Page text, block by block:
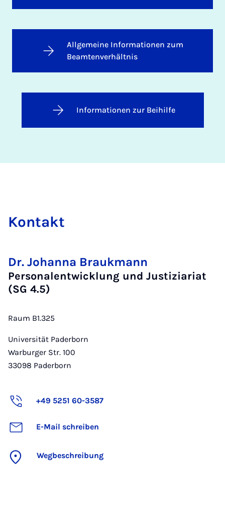
Allgemeine Informationen zum
Beamtenverhältnis
Informationen zur Beihilfe
Kon­takt
Dr. Johanna Braukmann
Personalentwicklung und Justiziariat
(SG 4.5)
Raum B1.325
Universität Paderborn
Warburger Str. 100
33098 Paderborn
+49 5251 60-3587
E-Mail schreiben
Wegbeschreibung